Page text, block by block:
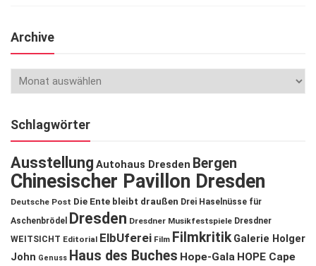
Archive
Schlagwörter
Ausstellung Autohaus Dresden Bergen
Chinesischer Pavillon Dresden
Deutsche Post Die Ente bleibt draußen Drei Haselnüsse für
Aschenbrödel
Dresden Dresdner Musikfestspiele Dresdner
WEITSICHT Editorial ElbUferei Film Filmkritik Galerie Holger
John Genuss Haus des Buches Hope-Gala HOPE Cape